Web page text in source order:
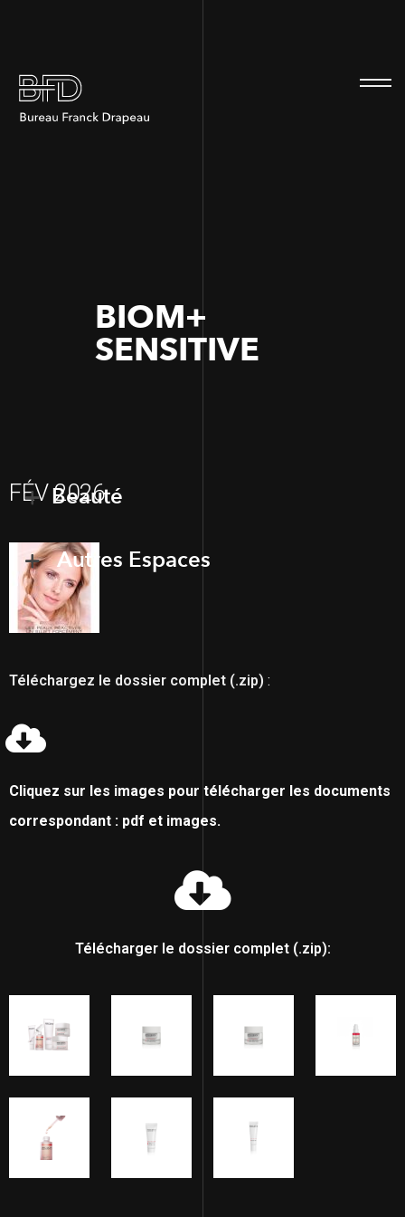
BIOM+
SENSITIVE
FÉV 2026
Beauté
Autres Espaces
Téléchargez le dossier complet (.zip) :
Cliquez sur les images pour télécharger les documents
correspondant : pdf et images.
Télécharger le dossier complet (.zip):